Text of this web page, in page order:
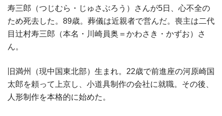
寿三郎（つじむら・じゅさぶろう）さんが5日、心不全の
ため死去した。89歳。葬儀は近親者で営んだ。喪主は二代
目辻村寿三郎（本名・川崎員奥＝かわさき・かずお）さ
ん。
旧満州（現中国東北部）生まれ。22歳で前進座の河原崎国
太郎を頼って上京し、小道具制作の会社に就職。その後、
人形制作を本格的に始めた。